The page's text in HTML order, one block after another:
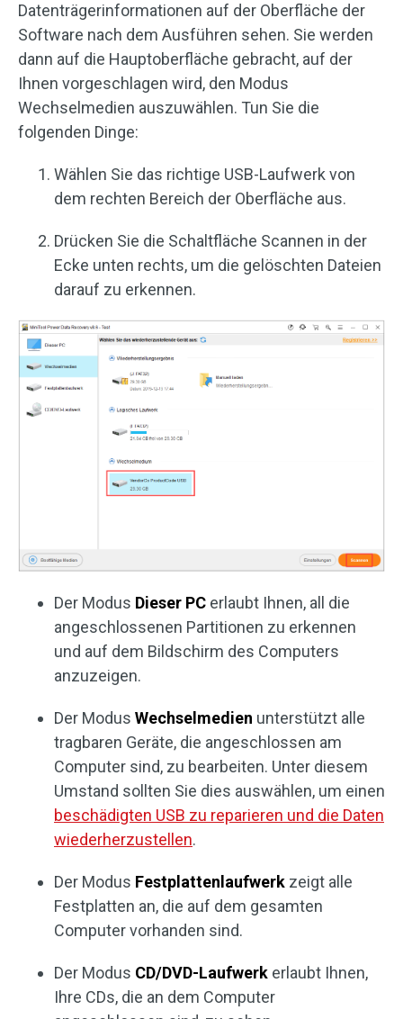
Datenträgerinformationen auf der Oberfläche der
Software nach dem Ausführen sehen. Sie werden
dann auf die Hauptoberfläche gebracht, auf der
Ihnen vorgeschlagen wird, den Modus
Wechselmedien auszuwählen. Tun Sie die
folgenden Dinge:
Wählen Sie das richtige USB-Laufwerk von
dem rechten Bereich der Oberfläche aus.
Drücken Sie die Schaltfläche Scannen in der
Ecke unten rechts, um die gelöschten Dateien
darauf zu erkennen.
Der Modus Dieser PC erlaubt Ihnen, all die
angeschlossenen Partitionen zu erkennen
und auf dem Bildschirm des Computers
anzuzeigen.
Der Modus Wechselmedien unterstützt alle
tragbaren Geräte, die angeschlossen am
Computer sind, zu bearbeiten. Unter diesem
Umstand sollten Sie dies auswählen, um einen
beschädigten USB zu reparieren und die Daten
wiederherzustellen.
Der Modus Festplattenlaufwerk zeigt alle
Festplatten an, die auf dem gesamten
Computer vorhanden sind.
Der Modus CD/DVD-Laufwerk erlaubt Ihnen,
Ihre CDs, die an dem Computer